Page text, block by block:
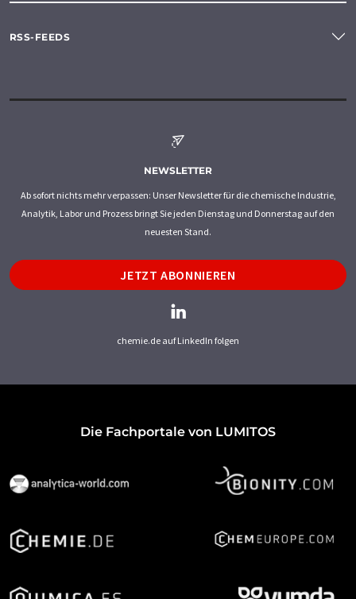
RSS-FEEDS
NEWSLETTER
Ab sofort nichts mehr verpassen: Unser Newsletter für die chemische Industrie,
Analytik, Labor und Prozess bringt Sie jeden Dienstag und Donnerstag auf den
neuesten Stand.
JETZT ABONNIEREN
chemie.de auf LinkedIn folgen
Die Fachportale von LUMITOS